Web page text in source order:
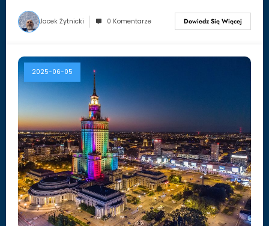
Jacek Żytnicki 0 Komentarze Dowiedz Się Więcej
2025-06-05